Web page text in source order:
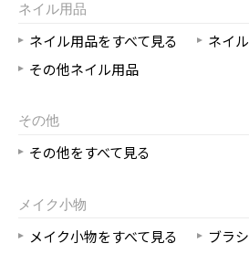
ネイル用品
ネイル用品をすべて見る
ネイ
その他ネイル用品
その他
その他をすべて見る
メイク小物
メイク小物をすべて見る ブラシ